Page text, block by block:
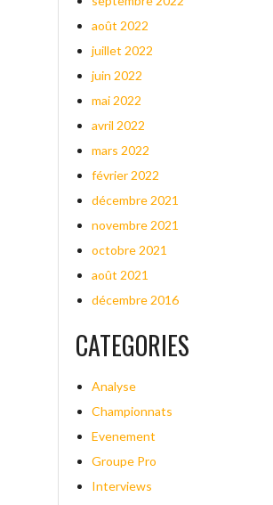
août 2022
juillet 2022
juin 2022
mai 2022
avril 2022
mars 2022
février 2022
décembre 2021
novembre 2021
octobre 2021
août 2021
décembre 2016
CATEGORIES
Analyse
Championnats
Evenement
Groupe Pro
Interviews